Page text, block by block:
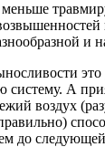
и
систему. А
воздух
до